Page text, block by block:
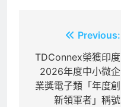
章
導
Previous:
TDConnex榮獲印度
2026年度中小微企
業獎電子類「年度創
新領軍者」稱號